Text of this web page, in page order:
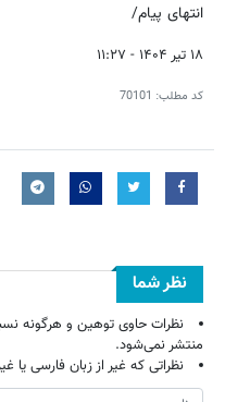
انتهای پیام/
۱۸ تیر ۱۴۰۴ - ۱۱:۲۷
کد مطلب: 70101
نظر شما
نظرات حاوی توهین و هرگونه
منتشر نمی‌شود.
نظراتی که غیر از زبان فارسی یا